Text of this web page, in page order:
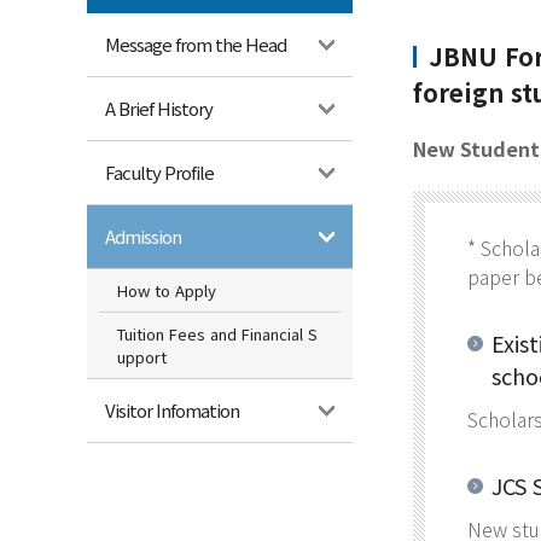
Message from the Head
A Brief History
Faculty Profile
Admission
How to Apply
Tuition Fees and Financial S
upport
Visitor Infomation
JBNU
foreign
New
*
paper
JCS
New